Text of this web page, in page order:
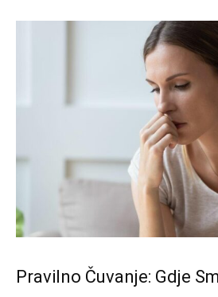
Pravilno Čuvanje: Gdje